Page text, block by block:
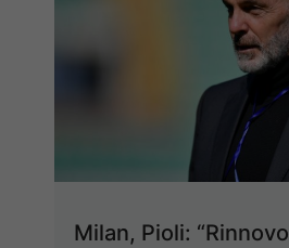
Milan, Pioli: “Rinnovo